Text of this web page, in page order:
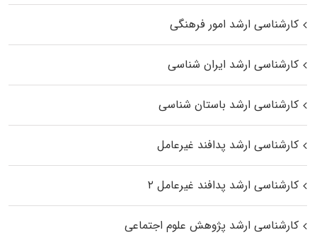
کارشناسی ارشد امور فرهنگی
کارشناسی ارشد ایران شناسی
کارشناسی ارشد باستان شناسی
کارشناسی ارشد پدافند غیرعامل
کارشناسی ارشد پدافند غیرعامل ۲
کارشناسی ارشد پژوهش علوم اجتماعی